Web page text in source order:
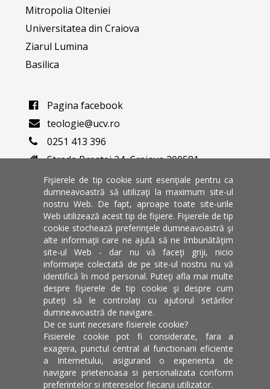
Fişierele de tip cookie sunt esenţiale pentru ca
dumneavoastră să utilizaţi la maximum site-ul
nostru Web. De fapt, aproape toate site-urile
Web utilizează acest tip de fişiere. Fişierele de tip
cookie stochează preferinţele dumneavoastră şi
alte informaţii care ne ajută să ne îmbunătăţim
site-ul Web - dar nu vă faceţi griji, nicio
informaţie colectată de pe site-ul nostru nu vă
identifică în mod personal. Puteţi afla mai multe
despre fişierele de tip cookie şi despre cum
puteţi să le controlaţi cu ajutorul setărilor
dumneavoastră de navigare.
De ce sunt necesare fisierele cookie?
Fisierele cookie pot fi considerate, fara a
exagera, punctul central al functionarii eficiente
a Internetului, asigurand o experienta de
navigare prietenoasa si personalizata conform
preferintelor si intereselor fiecarui utilizator.
Mitropolia Olteniei
Universitatea din Craiova
Ziarul Lumina
Basilica
Pagina facebook
teologie@ucv.ro
0251 413 396
Strada Brestei 24, Craiova 200581
Varianta veche a website-ului
Universitate de stat din Craiova
Dolj, Romania
Facultatea de Teologie Ortodoxa Craiova © 2026, Toate